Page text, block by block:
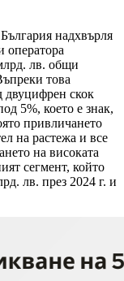
надхвърля
оператора
лв. общи
това
двуцифрен скок
5%, което е знак,
привличането
на растежа и все
на високата
сегмент, който
лв. през 2024 г. и